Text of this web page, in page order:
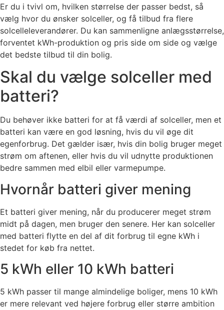
Er du i tvivl om, hvilken størrelse der passer bedst, så
vælg hvor du ønsker solceller, og få tilbud fra flere
solcelleleverandører. Du kan sammenligne anlægsstørrelse,
forventet kWh-produktion og pris side om side og vælge
det bedste tilbud til din bolig.
Skal du vælge solceller med
batteri?
Du behøver ikke batteri for at få værdi af solceller, men et
batteri kan være en god løsning, hvis du vil øge dit
egenforbrug. Det gælder især, hvis din bolig bruger meget
strøm om aftenen, eller hvis du vil udnytte produktionen
bedre sammen med elbil eller varmepumpe.
Hvornår batteri giver mening
Et batteri giver mening, når du producerer meget strøm
midt på dagen, men bruger den senere. Her kan solceller
med batteri flytte en del af dit forbrug til egne kWh i
stedet for køb fra nettet.
5 kWh eller 10 kWh batteri
5 kWh passer til mange almindelige boliger, mens 10 kWh
er mere relevant ved højere forbrug eller større ambition